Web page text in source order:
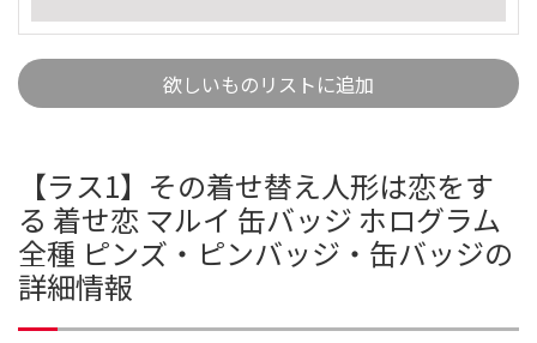
欲しいものリストに追加
【ラス1】その着せ替え人形は恋をす
る 着せ恋 マルイ 缶バッジ ホログラム
全種 ピンズ・ピンバッジ・缶バッジの
詳細情報